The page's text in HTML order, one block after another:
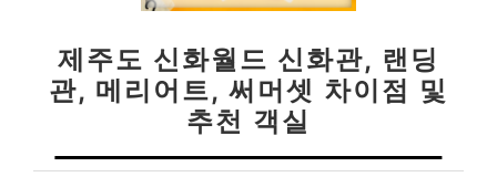
제주도 신화월드 신화관, 랜딩
관, 메리어트, 써머셋 차이점 및
추천 객실